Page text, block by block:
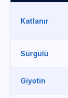
Katlanır
Sürgülü
Giyotin